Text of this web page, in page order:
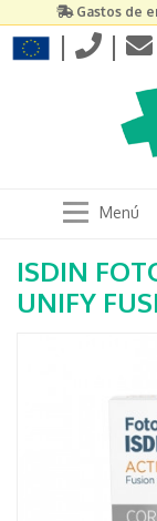
Gastos de
| |
Menú
ISDIN
UNIFY